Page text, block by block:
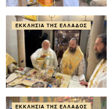
ΕΚΚΛΗΣΊΑ ΤΗΣ ΕΛΛΆΔΟΣ
ΕΚΚΛΗΣΊΑ ΤΗΣ ΕΛΛΆΔΟΣ